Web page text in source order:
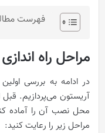
فهرست
مراحل راه
در ادامه به بررسی
آریستون می‌پردازیم. قبل
محل نصب آن را آماده
مراحل زیر را رعایت کنید: